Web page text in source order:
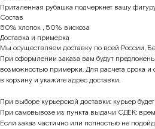
Приталенная рубашка подчеркнет вашу
Состав
50% хлопок , 50% вискоза
Доставка и примерка
Мы осуществляем доставку по всей России,
При оформлении заказа вам будут
возможностью примерки. Для расчета срока и
в корзину и укажите адрес доставки.
При выборе курьерской доставки: курьер
При самовывозе из пункта выдачи СДЕК:
Если заказ частично или полностью не